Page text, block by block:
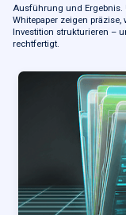
Ausführung und Ergebnis.
Whitepaper zeigen präzise,
Investition strukturieren –
rechtfertigt.